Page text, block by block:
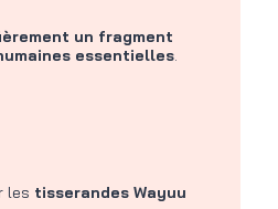
un fragment
essentielles.
les tisserandes Wayuu